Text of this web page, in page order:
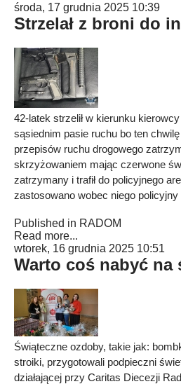
środa, 17 grudnia 2025 10:39
Strzelał z broni do
42-latek strzelił w kierunku
sąsiednim pasie ruchu bo ten
przepisów ruchu drogowego
skrzyżowaniem mając czerwone
zatrzymany i trafił do policyjnego
zastosowano wobec niego policyjny
Published in RADOM
Read more...
wtorek, 16 grudnia 2025 10:51
Warto coś nabyć na
Świąteczne ozdoby, takie jak:
stroiki, przygotowali podpieczni
działającej przy Caritas Diecezji